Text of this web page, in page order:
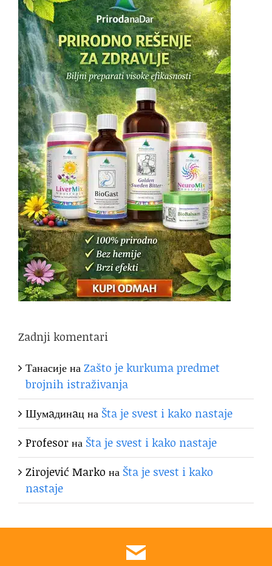
Zadnji komentari
ТанасијенаZašto je kurkuma predmet
brojnih istraživanja
Шумaдинaцна Šta je svest i kako nastaje
Profesorна Šta je svest i kako nastaje
Zirojević Marko на Šta je svest i kako
nastaje